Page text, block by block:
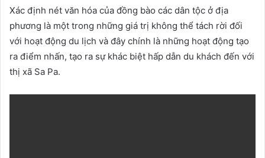
Xác định nét văn hóa của đồng bào các dân tộc ở địa
phương là một trong những giá trị không thể tách rời đối
với hoạt động du lịch và đây chính là những hoạt động tạo
ra điểm nhấn, tạo ra sự khác biệt hấp dẫn du khách đến với
thị xã Sa Pa.